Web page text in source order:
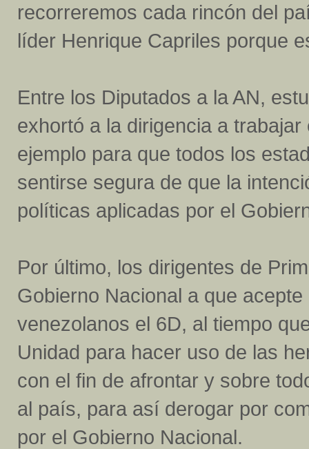
recorreremos cada rincón del
líder Henrique Capriles porque
Entre los Diputados a la AN,
exhortó a la dirigencia a
ejemplo para que todos los
sentirse segura de que la
políticas aplicadas por el
Por último, los dirigentes de
Gobierno Nacional a que
venezolanos el 6D, al tiempo
Unidad para hacer uso de las
con el fin de afrontar y sobre
al país, para así derogar por
por el Gobierno Nacional.